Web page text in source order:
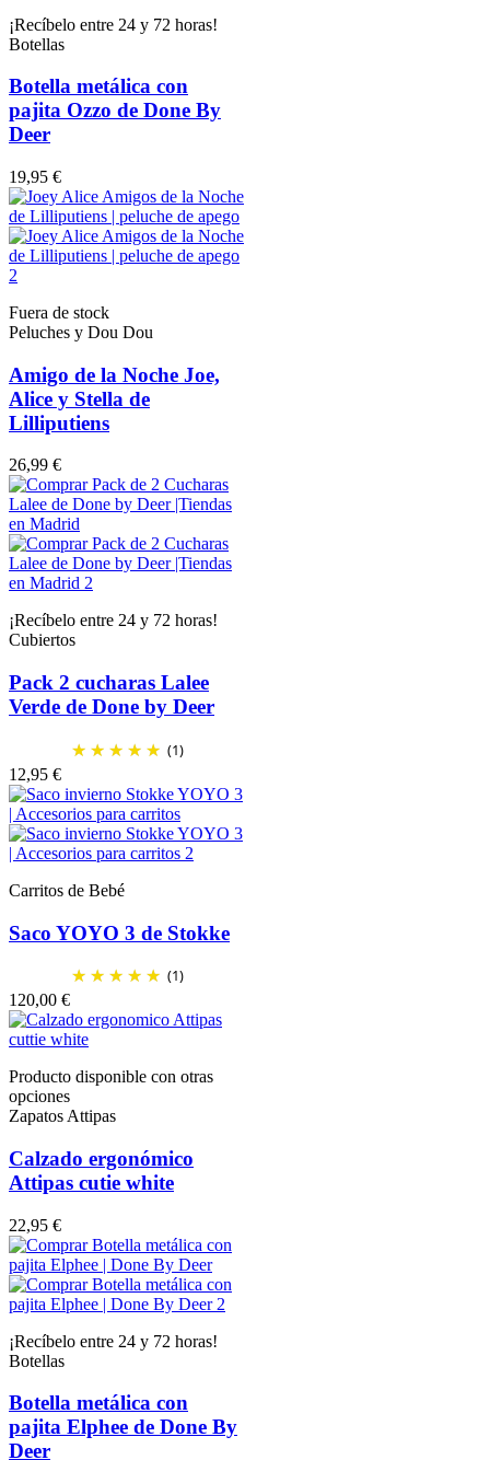
¡Recíbelo entre 24 y 72 horas!
Botellas
Botella metálica con
pajita Ozzo de Done By
Deer
19,95 €
Fuera de stock
Peluches y Dou Dou
Amigo de la Noche Joe,
Alice y Stella de
Lilliputiens
26,99 €
¡Recíbelo entre 24 y 72 horas!
Cubiertos
Pack 2 cucharas Lalee
Verde de Done by Deer
(1)
12,95 €
Carritos de Bebé
Saco YOYO 3 de Stokke
(1)
120,00 €
Producto disponible con otras
opciones
Zapatos Attipas
Calzado ergonómico
Attipas cutie white
22,95 €
¡Recíbelo entre 24 y 72 horas!
Botellas
Botella metálica con
pajita Elphee de Done By
Deer